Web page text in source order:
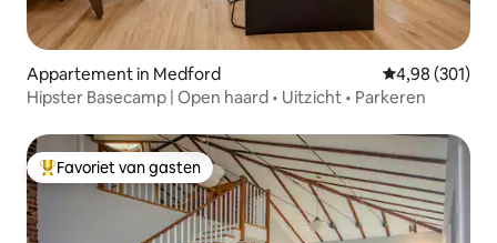
Appartement in Medford Gemiddelde
4,98 (301)
Hipster Basecamp | Open haard • Uitzicht • Parkeren
Topfavoriet van gasten
Favoriet van gasten